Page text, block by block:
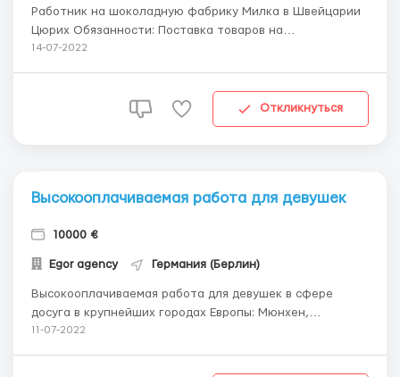
Работник на шоколадную фабрику Милка в Швейцарии
Цюрих Обязанности: Поставка товаров на
производственной линии для обеспечения
отбраковка готовой продукции. Оплата труда: 3300-
14-07-2022
Откликнуться
Высокооплачиваемая работа для девушек
10000 €
Egor agency Германия (Берлин)
Высокооплачиваемая работа для девушек в сфере
досуга в крупнейших городах Европы: Мюнхен,
Франкфурт, Кельн, Люксембург, Париж. Для ухоженых
11-07-2022